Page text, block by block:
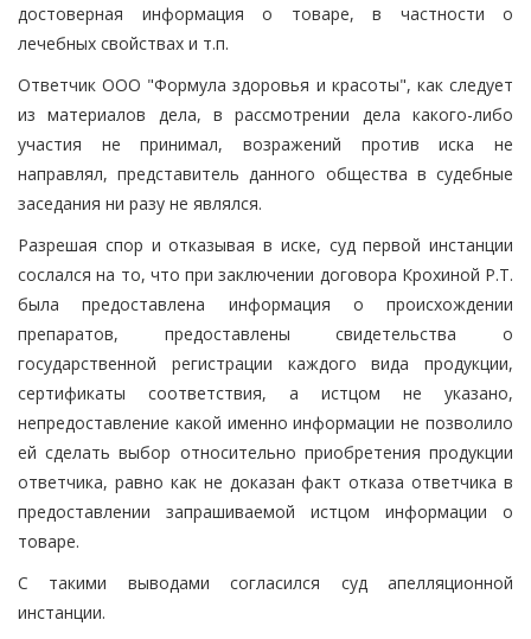
достоверная информация о товаре, в частности о
лечебных свойствах и т.п.
Ответчик ООО "Формула здоровья и красоты", как следует
из материалов дела, в рассмотрении дела какого-либо
участия не принимал, возражений против иска не
направлял, представитель данного общества в судебные
заседания ни разу не являлся.
Разрешая спор и отказывая в иске, суд первой инстанции
сослался на то, что при заключении договора Крохиной Р.Т.
была предоставлена информация о происхождении
препаратов, предоставлены свидетельства о
государственной регистрации каждого вида продукции,
сертификаты соответствия, а истцом не указано,
непредоставление какой именно информации не позволило
ей сделать выбор относительно приобретения продукции
ответчика, равно как не доказан факт отказа ответчика в
предоставлении запрашиваемой истцом информации о
товаре.
С такими выводами согласился суд апелляционной
инстанции.